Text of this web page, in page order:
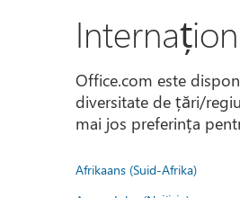
Office.com este
diversitate de țări/
mai jos preferința
Afrikaans (Suid-Afrika)